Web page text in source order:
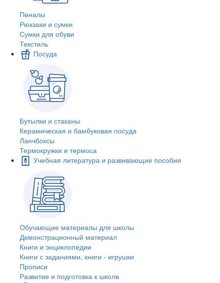
Пеналы
Рюкзаки и сумки
Сумки для обуви
Текстиль
Посуда
Бутылки и стаканы
Керамическая и бамбуковая посуда
Ланчбоксы
Термокружки и термоса
Учебная литература и развивающие пособия
Обучающие материалы для школы
Демонстрационный материал
Книги и энциклопедии
Книги с заданиями, книги - игрушки
Прописи
Развитие и подготовка к школе